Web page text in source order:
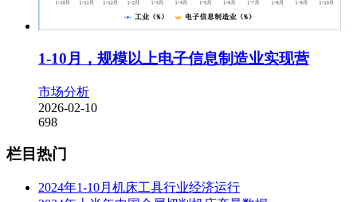
1-10月，规模以上电子信息制造业实现营
市场分析
2026-02-10
698
栏目热门
2024年1-10月机床工具行业经济运行